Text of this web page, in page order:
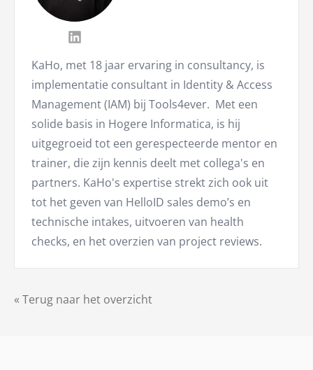
« Terug naar het overzicht
KaHo, met 18 jaar ervaring in consultancy, is
implementatie consultant in Identity & Access
Management (IAM) bij Tools4ever. Met een
solide basis in Hogere Informatica, is hij
uitgegroeid tot een gerespecteerde mentor en
trainer, die zijn kennis deelt met collega's en
partners. KaHo's expertise strekt zich ook uit
tot het geven van HelloID sales demo’s en
technische intakes, uitvoeren van health
checks, en het overzien van project reviews.